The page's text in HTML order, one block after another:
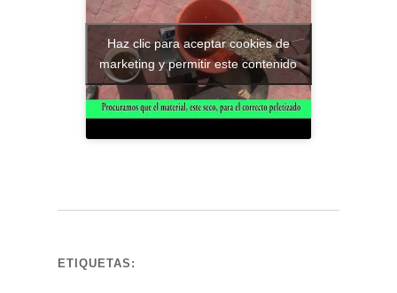
Haz clic para aceptar cookies de
marketing y permitir este contenido
ETIQUETAS: